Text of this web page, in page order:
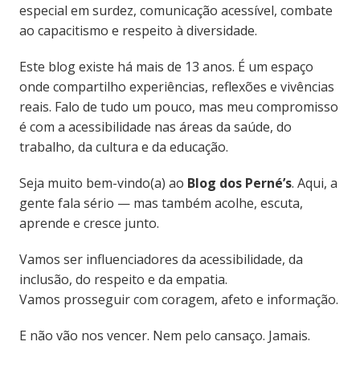
especial em surdez, comunicação acessível, combate
ao capacitismo e respeito à diversidade.
Este blog existe há mais de 13 anos. É um espaço
onde compartilho experiências, reflexões e vivências
reais. Falo de tudo um pouco, mas meu compromisso
é com a acessibilidade nas áreas da saúde, do
trabalho, da cultura e da educação.
Seja muito bem-vindo(a) ao Blog dos Perné’s. Aqui, a
gente fala sério — mas também acolhe, escuta,
aprende e cresce junto.
Vamos ser influenciadores da acessibilidade, da
inclusão, do respeito e da empatia.
Vamos prosseguir com coragem, afeto e informação.
E não vão nos vencer. Nem pelo cansaço. Jamais.